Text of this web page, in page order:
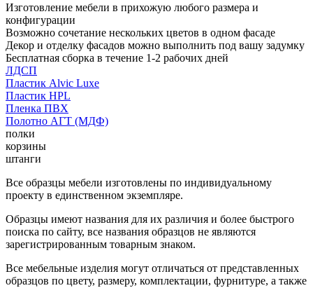
Изготовление мебели в прихожую любого размера и
конфигурации
Возможно сочетание нескольких цветов в одном фасаде
Декор и отделку фасадов можно выполнить под вашу задумку
Бесплатная сборка в течение 1-2 рабочих дней
ЛДСП
Пластик Alvic Luxe
Пластик HPL
Пленка ПВХ
Полотно АГТ (МДФ)
полки
корзины
штанги
Все образцы мебели изготовлены по индивидуальному
проекту в единственном экземпляре.
Образцы имеют названия для их различия и более быстрого
поиска по сайту, все названия образцов не являются
зарегистрированным товарным знаком.
Все мебельные изделия могут отличаться от представленных
образцов по цвету, размеру, комплектации, фурнитуре, а также